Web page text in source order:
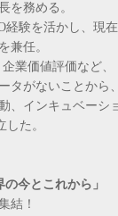
を務める。
経験を活かし、現
兼任。
業価値評価など、
タがないことから、
、インキュベーシ
た。
今とこれから」
結！